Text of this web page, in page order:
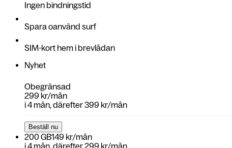
Ingen bindningstid
Spara oanvänd surf
SIM-kort hem i brevlådan
Nyhet
Obegränsad
299 kr/mån
i4 mån, därefter399 kr/mån
Beställ nu
200 GB149 kr/mån
i4 mån, därefter299 kr/mån